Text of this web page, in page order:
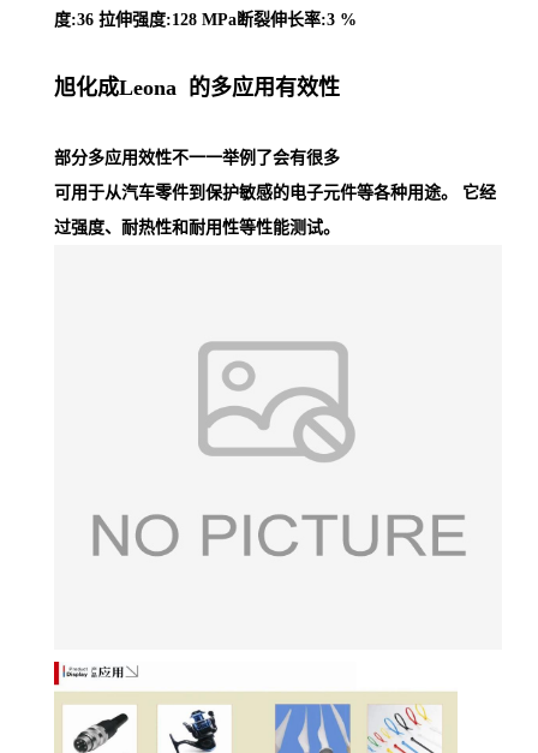
度:36 拉伸强度:128 MPa断裂伸长率:3 %
旭化成Leona 的多应用有效性
部分多应用效性不一一举例了会有很多
可用于从汽车零件到保护敏感的电子元件等各种用途。 它经
过强度、耐热性和耐用性等性能测试。